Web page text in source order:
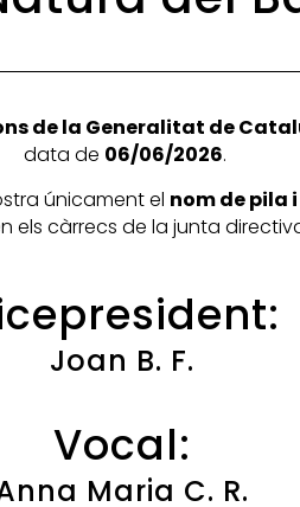
de la Generalitat de
data de 06/06/2026.
únicament el nom de pila
els càrrecs de la junta
Joan B. F.
Vocal:
Maria C. R.